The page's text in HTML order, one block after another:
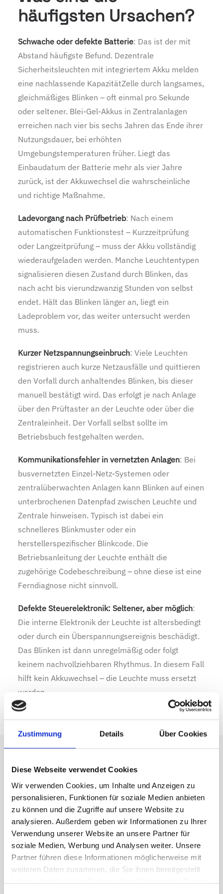
Zustimmung Details Über Cookies
Diese Webseite verwendet Cookies
Wir verwenden Cookies, um Inhalte und Anzeigen zu
personalisieren, Funktionen für soziale Medien anbieten
zu können und die Zugriffe auf unsere Website zu
analysieren. Außerdem geben wir Informationen zu Ihrer
Verwendung unserer Website an unsere Partner für
soziale Medien, Werbung und Analysen weiter. Unsere
Partner führen diese Informationen möglicherweise mit
weiteren Daten zusammen, die Sie ihnen bereitgestellt
haben oder die sie im Rahmen Ihrer Nutzung der Dienste
häufigsten Ursachen?
Schwache oder defekte Batterie: Das ist der mit
Abstand häufigste Befund. Dezentrale
Sicherheitsleuchten mit integriertem Akku melden
eine nachlassende KapazitätZelle durch langsames,
gleichmäßiges Blinken – oft einmal pro Sekunde
oder seltener. Blei-Gel-Akkus in Zentralanlagen
erreichen nach vier bis sechs Jahren das Ende ihrer
Nutzungsdauer, bei erhöhten
Umgebungstemperaturen früher. Liegt das
Einbaudatum der Batterie mehr als vier Jahre
zurück, ist der Akkuwechsel die wahrscheinliche
und richtige Maßnahme.
Ladevorgang nach Prüfbetrieb: Nach einem
automatischen Funktionstest – Kurzzeitprüfung
oder Langzeitprüfung – muss der Akku vollständig
wiederaufgeladen werden. Manche Leuchtentypen
signalisieren diesen Zustand durch Blinken, das
nach acht bis vierundzwanzig Stunden von selbst
endet. Hält das Blinken länger an, liegt ein
Ladeproblem vor, das weiter untersucht werden
muss.
Kurzer Netzspannungseinbruch: Viele Leuchten
registrieren auch kurze Netzausfälle und quittieren
den Vorfall durch anhaltendes Blinken, bis dieser
manuell bestätigt wird. Das erfolgt je nach Anlage
über den Prüftaster an der Leuchte oder über die
Zentraleinheit. Der Vorfall selbst sollte im
Betriebsbuch festgehalten werden.
Kommunikationsfehler in vernetzten Anlagen: Bei
busvernetzten Einzel-Netz-Systemen oder
zentralüberwachten Anlagen kann Blinken auf einen
unterbrochenen Datenpfad zwischen Leuchte und
Zentrale hinweisen. Typisch ist dabei ein
schnelleres Blinkmuster oder ein
herstellerspezifischer Blinkcode. Die
Betriebsanleitung der Leuchte enthält die
zugehörige Codebeschreibung – ohne diese ist eine
Ferndiagnose nicht sinnvoll.
Defekte Steuerelektronik: Seltener, aber möglich:
Die interne Elektronik der Leuchte ist altersbedingt
oder durch ein Überspannungsereignis beschädigt.
Das Blinken ist dann unregelmäßig oder folgt
keinem nachvollziehbaren Rhythmus. In diesem Fall
hilft kein Akkuwechsel – die Leuchte muss ersetzt
werden.
Schritt für Schritt zur
Ursache
Zuerst das Blinkmuster dokumentieren: Wie viele
Blinksignale pro Sekunde, oder wie viele Sekunden
zwischen zwei Signalen? Dann klären, ob eine oder
mehrere Leuchten betroffen sind. Das Einbaudatum
des Akkus aus der Anlageakte oder dem Aufkleber